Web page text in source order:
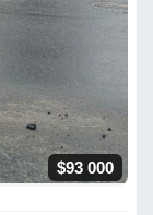
$93 000